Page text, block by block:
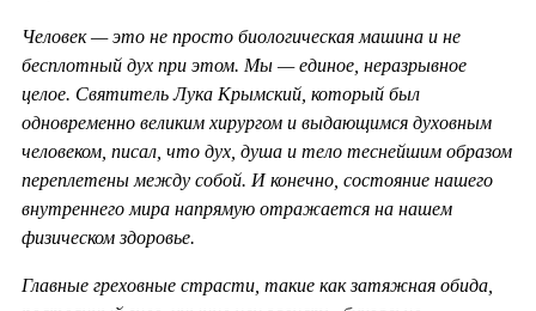
Человек — это не просто биологическая машина и не
бесплотный дух при этом. Мы — единое, неразрывное
целое. Святитель Лука Крымский, который был
одновременно великим хирургом и выдающимся духовным
человеком, писал, что дух, душа и тело теснейшим образом
переплетены между собой. И конечно, состояние нашего
внутреннего мира напрямую отражается на нашем
физическом здоровье.
Главные греховные страсти, такие как затяжная обида,